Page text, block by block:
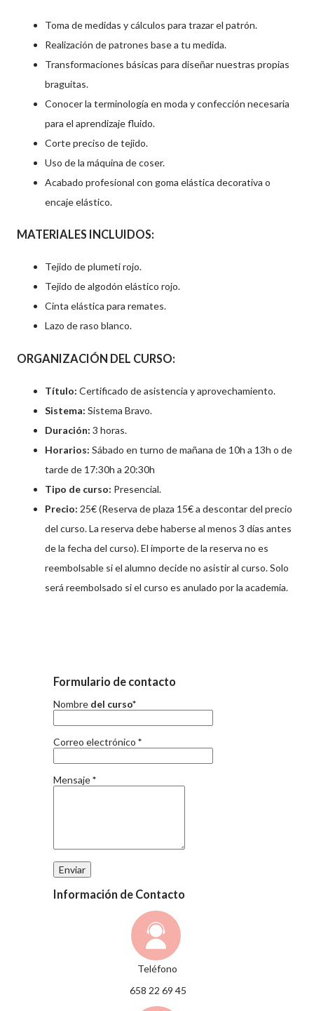
Toma de medidas y cálculos para trazar el patrón.
Realización de patrones base a tu medida.
Transformaciones básicas para diseñar nuestras propias
braguitas.
Conocer la terminología en moda y confección necesaria
para el aprendizaje fluido.
Corte preciso de tejido.
Uso de la máquina de coser.
Acabado profesional con goma elástica decorativa o
encaje elástico.
MATERIALES INCLUIDOS:
Tejido de plumeti rojo.
Tejido de algodón elástico rojo.
Cinta elástica para remates.
Lazo de raso blanco.
ORGANIZACIÓN DEL CURSO:
Título: Certificado de asistencia y aprovechamiento.
Sistema: Sistema Bravo.
Duración: 3 horas.
Horarios: Sábado en turno de mañana de 10h a 13h o de
tarde de 17:30h a 20:30h
Tipo de curso: Presencial.
Precio: 25€ (Reserva de plaza 15€ a descontar del precio
del curso. La reserva debe haberse al menos 3 días antes
de la fecha del curso). El importe de la reserva no es
reembolsable si el alumno decide no asistir al curso. Solo
será reembolsado si el curso es anulado por la academia.
Formulario de contacto
Nombre del curso*
Correo electrónico *
Mensaje*
Información de Contacto
Teléfono
658 22 69 45